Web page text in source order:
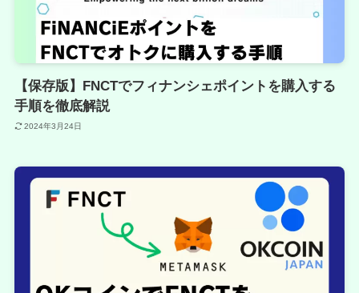
【保存版】FNCTでフィナンシェポイントを購入する
手順を徹底解説
2024年3月24日